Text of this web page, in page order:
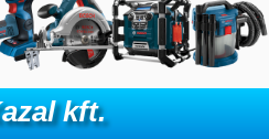
kft.